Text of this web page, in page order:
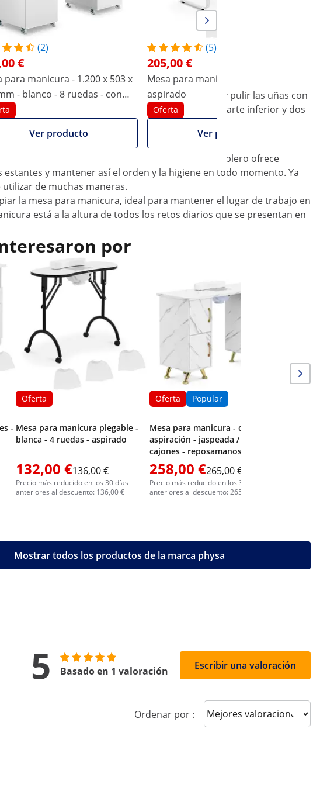
(2)
€
para manicura - 1.200 x 503 x
y reposamanos
Ver producto
(5)
205,00 €
Mesa para manicura - 3 cajones -
aspirado
Oferta
Ver producto
profesional de physa. Podrás hacer la manicura y pulir las uñas con
de la mesa, así como un área adicional en la parte inferior y dos
comodidad durante la manicura.
uñas llama la atención con elegancia. El gran tablero ofrece
y mantener así el orden y la higiene en todo momento. Ya
de muchas maneras.
la mesa para manicura, ideal para mantener el lugar de trabajo en
está a la altura de todos los retos diarios que se presentan en
por
-
Oferta
Mesa para manicura plegable -
blanca - 4 ruedas - aspirado
132,00 €136,00 €
Precio más reducido en los 30 días
anteriores al descuento: 136,00 €
Oferta Popular
Mesa para manicura - con
aspiración - jaspeada / dorada - 3
cajones - reposamanos
258,00 €265,00 €
Precio más reducido en los 30 días
anteriores al descuento: 265,00 €
Mostrar todos los productos de la marca physa
5 Basado en 1 valoración Escribir una valoración
Ordenar por : Sort reviews